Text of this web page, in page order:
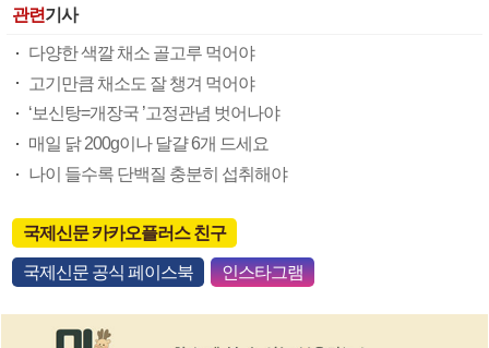
관련기사
다양한 색깔 채소 골고루 먹어야
고기만큼 채소도 잘 챙겨 먹어야
‘보신탕=개장국 ’고정관념 벗어나야
매일 닭 200g이나 달걀 6개 드세요
나이 들수록 단백질 충분히 섭취해야
국제신문 카카오플러스 친구
국제신문 공식 페이스북 인스타그램